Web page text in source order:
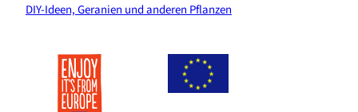
DIY-Ideen, Geranien und anderen Pflanzen